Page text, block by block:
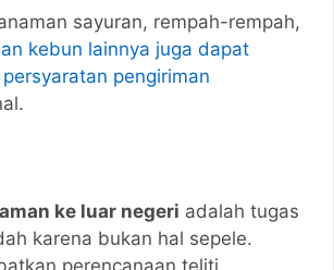
sayuran, rempah-rempah,
kebun lainnya juga dapat
pengiriman
ke luar negeri adalah tugas
karena bukan hal sepele.
perencanaan teliti,